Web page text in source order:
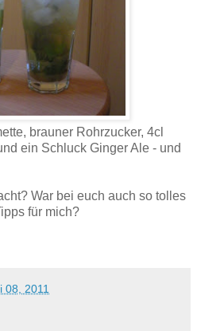
brauner Rohrzucker, 4cl
ein Schluck Ginger Ale - und
War bei euch auch so tolles
für mich?
08, 2011